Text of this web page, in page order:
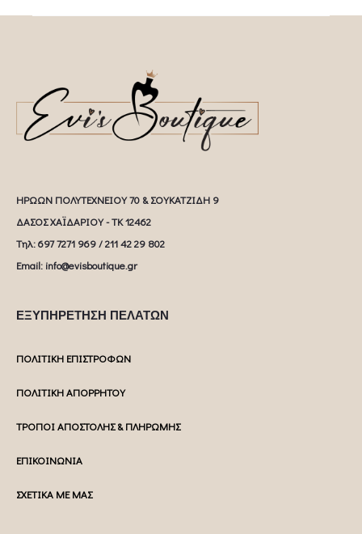
ΗΡΩΩΝ ΠΟΛΥΤΕΧΝΕΙΟΥ 70 & ΣΟΥΚΑΤΖΙΔΗ 9
ΔΑΣΟΣ ΧΑΪΔΑΡΙΟΥ - ΤΚ 12462
Tηλ: 697 7271 969 / 211 42 29 802
Email: info@evisboutique.gr
ΕΞΥΠΗΡΕΤΗΣΗ ΠΕΛΑΤΩΝ
ΠΟΛΙΤΙΚΗ ΕΠΙΣΤΡΟΦΩΝ
ΠΟΛΙΤΙΚΗ ΑΠΟΡΡΗΤΟΥ
ΤΡΟΠΟΙ ΑΠΟΣΤΟΛΗΣ & ΠΛΗΡΩΜΗΣ
ΕΠΙΚΟΙΝΩΝΙΑ
ΣΧΕΤΙΚΑ ΜΕ ΜΑΣ